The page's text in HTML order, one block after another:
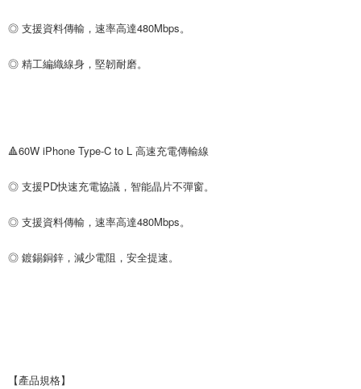
◎ 支援資料傳輸，速率高達480Mbps。
◎ 精工編織線身，堅韌耐磨。
🔺60W iPhone Type-C to L 高速充電傳輸線
◎ 支援PD快速充電協議，智能晶片不彈窗。
◎ 支援資料傳輸，速率高達480Mbps。
◎ 鍍錫銅鋅，減少電阻，安全提速。
【產品規格】